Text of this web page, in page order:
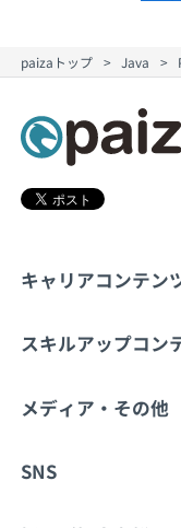
paizaトップ Java
キャリアコンテン
転職・キャリア
スキルアップコン
学習
メディア・その他
Tech Team
SNS